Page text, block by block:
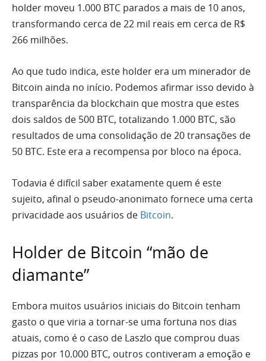
holder moveu 1.000 BTC parados a mais de 10 anos,
transformando cerca de 22 mil reais em cerca de R$
266 milhões.
Ao que tudo indica, este holder era um minerador de
Bitcoin ainda no início. Podemos afirmar isso devido à
transparência da blockchain que mostra que estes
dois saldos de 500 BTC, totalizando 1.000 BTC, são
resultados de uma consolidação de 20 transações de
50 BTC. Este era a recompensa por bloco na época.
Todavia é difícil saber exatamente quem é este
sujeito, afinal o pseudo-anonimato fornece uma certa
privacidade aos usuários de Bitcoin.
Holder de Bitcoin “mão de
diamante”
Embora muitos usuários iniciais do Bitcoin tenham
gasto o que viria a tornar-se uma fortuna nos dias
atuais, como é o caso de Laszlo que comprou duas
pizzas por 10.000 BTC, outros contiveram a emoção e